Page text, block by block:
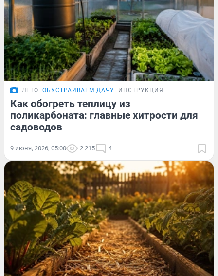
ЛЕТО ОБУСТРАИВАЕМ ДАЧУ ИНСТРУКЦИЯ
Как обогреть теплицу из
поликарбоната: главные хитрости для
садоводов
9 июня, 2026, 05:00 2 215 4